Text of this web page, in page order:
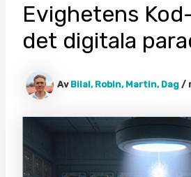
Evighetens
det digitala
Av Bilal, Robin, Martin, Dag /